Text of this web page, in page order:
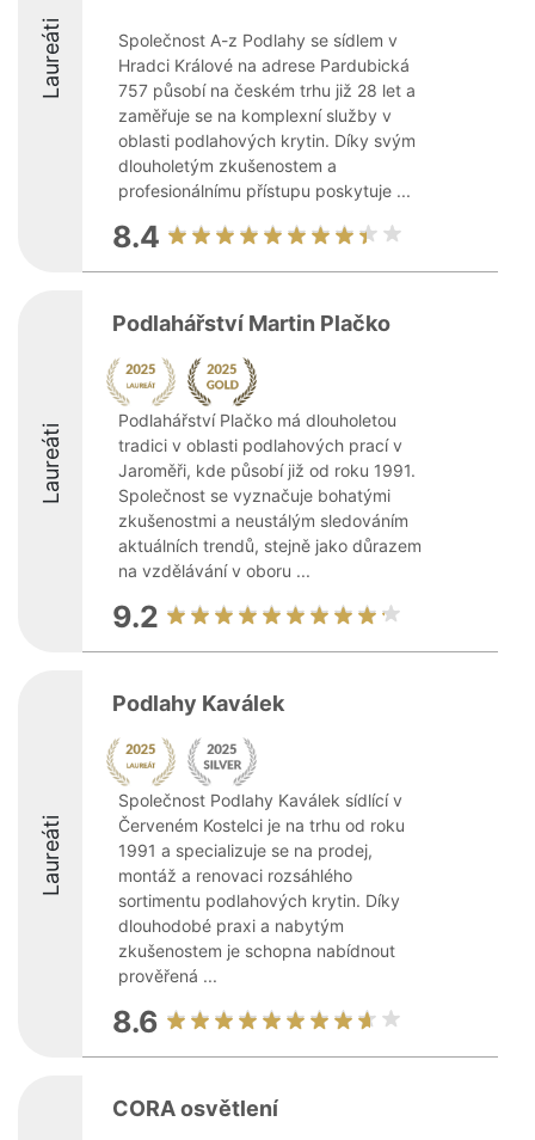
Laureáti
Společnost A-z Podlahy se sídlem v
Hradci Králové na adrese Pardubická
757 působí na českém trhu již 28 let a
zaměřuje se na komplexní služby v
oblasti podlahových krytin. Díky svým
dlouholetým zkušenostem a
profesionálnímu přístupu poskytuje ...
8.4
Laureáti
Podlahářství Martin Plačko
Podlahářství Plačko má dlouholetou
tradici v oblasti podlahových prací v
Jaroměři, kde působí již od roku 1991.
Společnost se vyznačuje bohatými
zkušenostmi a neustálým sledováním
aktuálních trendů, stejně jako důrazem
na vzdělávání v oboru ...
9.2
Laureáti
Podlahy Kaválek
Společnost Podlahy Kaválek sídlící v
Červeném Kostelci je na trhu od roku
1991 a specializuje se na prodej,
montáž a renovaci rozsáhlého
sortimentu podlahových krytin. Díky
dlouhodobé praxi a nabytým
zkušenostem je schopna nabídnout
prověřená ...
8.6
CORA osvětlení